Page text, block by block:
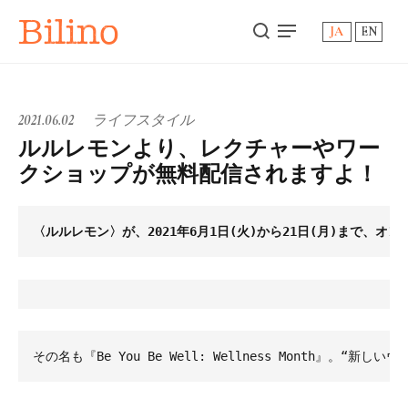
Bilino EN
JA
2021.06.02 ライフスタイル
ルルレモンより、レクチャーやワー
クショップが無料配信されますよ！
〈ルルレモン〉が、2021年6月1日(火)から21日(月)まで、オ
その名も『Be You Be Well: Wellness Month』。“新しいウェ